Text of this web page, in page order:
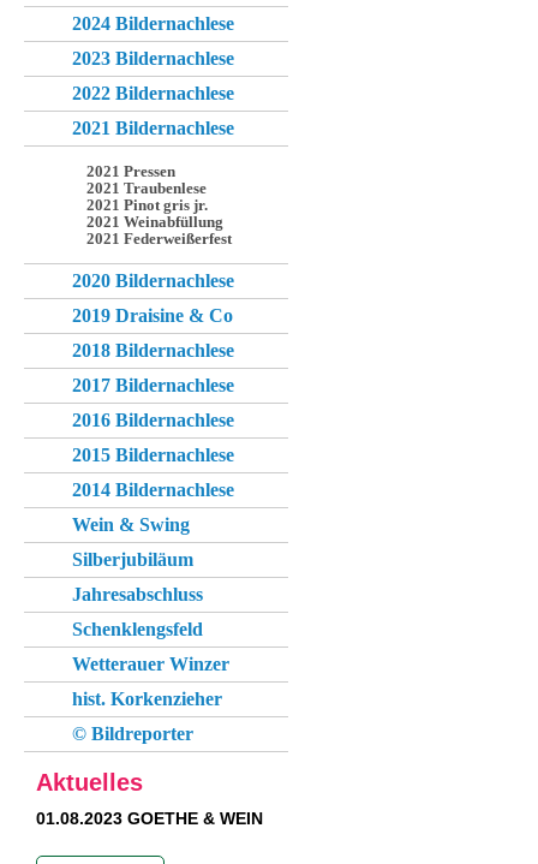
2024 Bildernachlese
2023 Bildernachlese
2022 Bildernachlese
2021 Bildernachlese
2021 Pressen
2021 Traubenlese
2021 Pinot gris jr.
2021 Weinabfüllung
2021 Federweißerfest
2020 Bildernachlese
2019 Draisine & Co
2018 Bildernachlese
2017 Bildernachlese
2016 Bildernachlese
2015 Bildernachlese
2014 Bildernachlese
Wein & Swing
Silberjubiläum
Jahresabschluss
Schenklengsfeld
Wetterauer Winzer
hist. Korkenzieher
© Bildreporter
Aktuelles
01.08.2023 GOETHE & WEIN